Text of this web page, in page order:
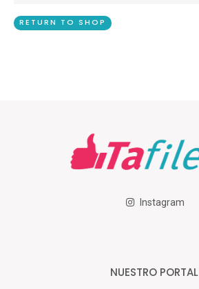
RETURN TO SHOP
Instagram
NUESTRO PORTAL